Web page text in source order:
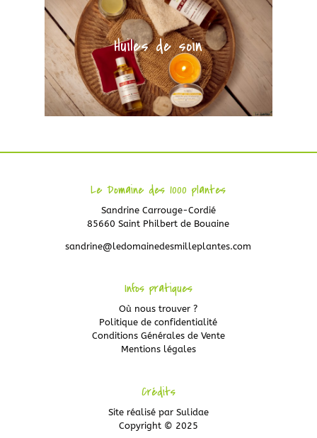
Huiles de soin
Le Domaine des 1000 plantes
Sandrine Carrouge-Cordié
85660 Saint Philbert de Bouaine
sandrine@ledomainedesmilleplantes.com
Infos pratiques
Où nous trouver ?
Politique de confidentialité
Conditions Générales de Vente
Mentions légales
Crédits
Site réalisé par Sulidae
Copyright © 2025